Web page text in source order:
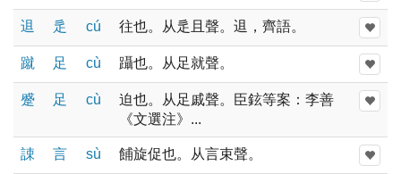
䢐 辵 cú 往也。从辵且聲。䢐，齊語。
蹴 足 cù 躡也。从足就聲。
蹙 足 cù
迫也。从足戚聲。臣鉉等案：李善
《文選注》...
誎 言 sù 餔旋促也。从言束聲。